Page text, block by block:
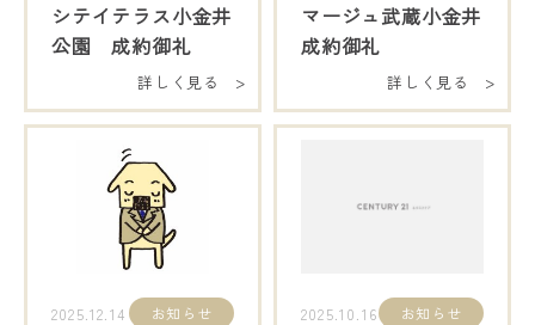
シテイテラス小金井
公園 成約御礼
詳しく見る >
マージュ武蔵小金井
成約御礼
詳しく見る >
お知らせ
2025.12.14 お知らせ
2025.10.16